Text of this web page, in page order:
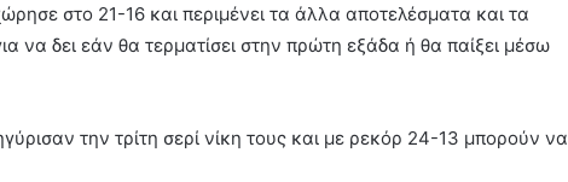
στο 21-16 και περιμένει τα άλλα αποτελέσματα και τα
να δει εάν θα τερματίσει στην πρώτη εξάδα ή θα παίξει μέσω
την τρίτη σερί νίκη τους και με ρεκόρ 24-13 μπορούν να